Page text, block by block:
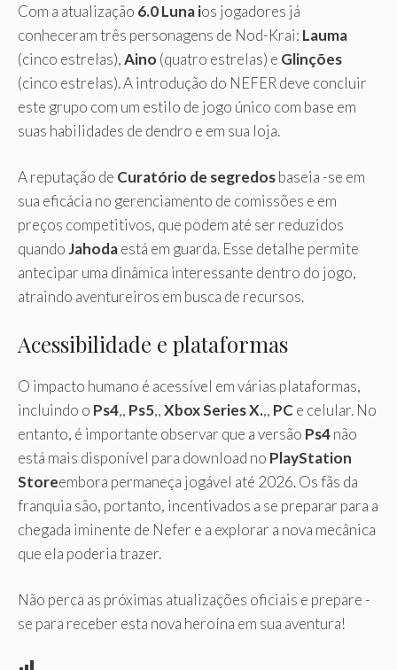
Com a atualização 6.0 Luna ios jogadores já
conheceram três personagens de Nod-Krai: Lauma
(cinco estrelas),Aino (quatro estrelas) e Glinções
(cinco estrelas). A introdução do NEFER deve concluir
este grupo com um estilo de jogo único com base em
suas habilidades de dendro e em sua loja.
A reputação de Curatório de segredosbaseia -se em
sua eficácia no gerenciamento de comissões e em
preços competitivos, que podem até ser reduzidos
quandoJahodaestá em guarda. Esse detalhe permite
antecipar uma dinâmica interessante dentro do jogo,
atraindo aventureiros em busca de recursos.
Acessibilidade e plataformas
O impacto humano é acessível em várias plataformas,
incluindo o Ps4,, Ps5,,Xbox Series X.,, PC e celular. No
entanto, é importante observar que a versão Ps4não
está mais disponível para download no PlayStation
Storeembora permaneça jogável até 2026. Os fãs da
franquia são, portanto, incentivados a se preparar para a
chegada iminente de Nefer e a explorar a nova mecânica
que ela poderia trazer.
Não perca as próximas atualizações oficiais e prepare -
se para receber esta nova heroína em sua aventura!